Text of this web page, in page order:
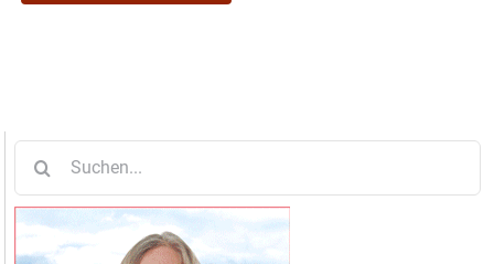
nach: